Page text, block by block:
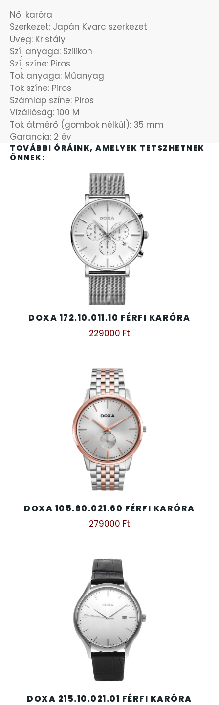
TOVÁBBI ÓRÁINK, AMELYEK TETSZHETNEK
ÖNNEK:
DOXA 172.10.011.10 FÉRFI KARÓRA
229000 Ft
DOXA 105.60.021.60 FÉRFI KARÓRA
279000 Ft
DOXA 215.10.021.01 FÉRFI KARÓRA
Női karóra
Szerkezet: Japán Kvarc szerkezet
Üveg: Kristály
Szíj anyaga: Szilikon
Szíj színe: Piros
Tok anyaga: Műanyag
Tok színe: Piros
Számlap színe: Piros
Vízállóság: 100 M
Tok átmérő (gombok nélkül): 35 mm
Garancia: 2 év
OKOSÓRA SZÍJAK
OKOSÓRÁK
ÖNGYÚJTÓK
ÓRAFORGATÓK
ÓRÁS GÉPEK
ÓRATARTÓ DOBOZOK
SEIKO
TIMESTAR HÁLÓZATI ÉBRESZTŐÓRÁK